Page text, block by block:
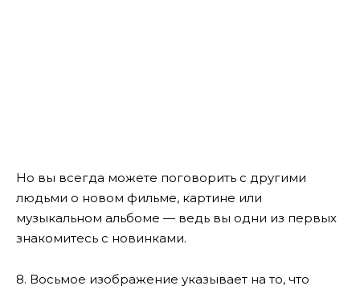
Но вы всегда можете поговорить с другими
людьми о новом фильме, картине или
музыкальном альбоме — ведь вы одни из первых
знакомитесь с новинками.
8. Восьмое изображение указывает на то, что